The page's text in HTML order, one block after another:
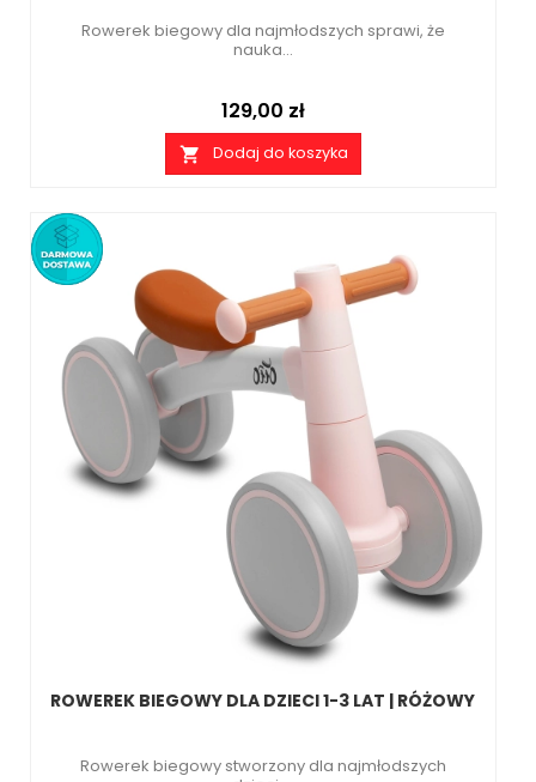
Rowerek biegowy dla najmłodszych sprawi, że
nauka...
Cena
129,00 zł
 Dodaj do koszyka
ROWEREK BIEGOWY DLA DZIECI 1-3 LAT | RÓŻOWY
Rowerek biegowy stworzony dla najmłodszych